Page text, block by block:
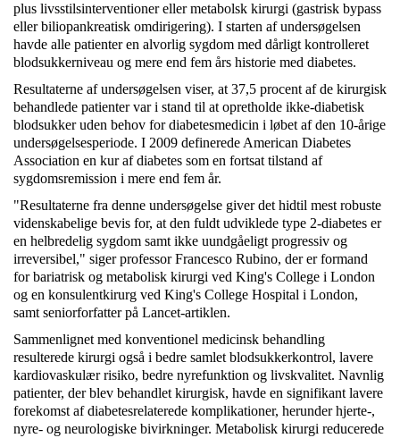
plus livsstilsinterventioner eller metabolsk kirurgi (gastrisk bypass
eller biliopankreatisk omdirigering). I starten af ​​undersøgelsen
havde alle patienter en alvorlig sygdom med dårligt kontrolleret
blodsukkerniveau og mere end fem års historie med diabetes.
Resultaterne af undersøgelsen viser, at 37,5 procent af de kirurgisk
behandlede patienter var i stand til at opretholde ikke-diabetisk
blodsukker uden behov for diabetesmedicin i løbet af den 10-årige
undersøgelsesperiode. I 2009 definerede American Diabetes
Association en kur af diabetes som en fortsat tilstand af
sygdomsremission i mere end fem år.
"Resultaterne fra denne undersøgelse giver det hidtil mest robuste
videnskabelige bevis for, at den fuldt udviklede type 2-diabetes er
en helbredelig sygdom samt ikke uundgåeligt progressiv og
irreversibel," siger professor Francesco Rubino, der er formand
for bariatrisk og metabolisk kirurgi ved King's College i London
og en konsulentkirurg ved King's College Hospital i London,
samt seniorforfatter på Lancet-artiklen.
Sammenlignet med konventionel medicinsk behandling
resulterede kirurgi også i bedre samlet blodsukkerkontrol, lavere
kardiovaskulær risiko, bedre nyrefunktion og livskvalitet. Navnlig
patienter, der blev behandlet kirurgisk, havde en signifikant lavere
forekomst af diabetesrelaterede komplikationer, herunder hjerte-,
nyre- og neurologiske bivirkninger. Metabolisk kirurgi reducerede